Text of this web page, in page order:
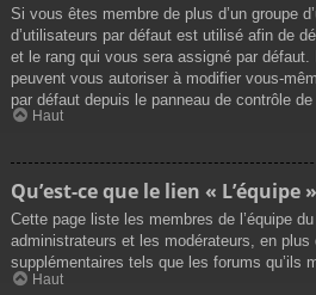
Si vous êtes membre de plus d’un groupe
d’utilisateurs par défaut est utilisé afin de
et le rang qui vous sera assigné par
peuvent vous autoriser à modifier vous-
par défaut depuis le panneau de contrôle de
Haut
Qu’est-ce que le lien « L’équipe
Cette page liste les membres de l’équipe
administrateurs et les modérateurs, en plus
supplémentaires tels que les forums qu’ils
Haut